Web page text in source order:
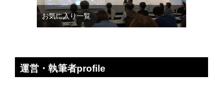
お気に入り一覧
運営・執筆者profile